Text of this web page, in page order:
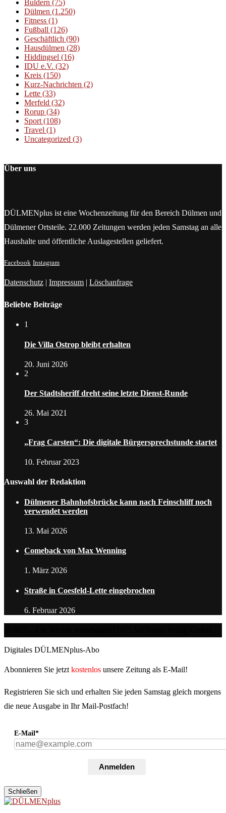
Buldern (75)
Dülmen (1.250)
Fitness (1)
Fußball (126)
Geschäftlich (90)
Hausdülmen (28)
Hiddingsel (16)
IDU e.V. (32)
Kreis (150)
Kurz-Nachrichten (2)
Lette (33)
Merfeld (32)
Rorup (34)
Sport (108)
Travel (1)
Uncategorized (3)
Über uns
DÜLMENplus ist eine Wochenzeitung für den Bereich Dülmen und
Dülmener Ortsteile. 22.000 Zeitungen werden jeden Samstag an alle
Haushalte und öffentliche Auslagestellen geliefert.
Facebook Instagram
Datenschutz | Impressum | Löschanfrage
Beliebte Beiträge
1
Die Villa Ostrop bleibt erhalten
20. Juni 2026
2
Der Stadtsheriff dreht seine letzte Dienst-Runde
26. Mai 2021
3
„Frag Carsten“: Die digitale Bürgersprechstunde startet
10. Februar 2023
Auswahl der Redaktion
Dülmener Bahnhofsbrücke kann nach Feinschliff noch
verwendet werden
13. Mai 2026
Comeback von Max Wenning
1. März 2026
Straße in Coesfeld-Lette eingebrochen
6. Februar 2026
Digitales DÜLMENplus-Abo
Abonnieren Sie jetzt kostenlos unsere Zeitung als E-Mail!
Registrieren Sie sich und erhalten Sie jeden Samstag gleich morgens
die neue Ausgabe in Ihr Mail-Postfach!
E-Mail*
Anmelden
Schließen